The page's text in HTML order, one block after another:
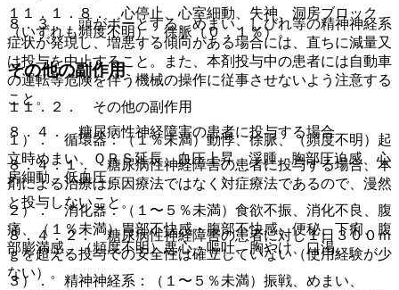
８．３． 頭がボーとする、めまい、しびれ等の精神神経系
症状が発現し、増悪する傾向がある場合には、直ちに減量又
は投与を中止すること。また、本剤投与中の患者には自動車
の運転等危険を伴う機械の操作に従事させないよう注意する
こと。
８．４． 糖尿病性神経障害の患者に投与する場合
８．４．１． 糖尿病性神経障害の患者に投与する場合、本
剤による治療は原因療法ではなく対症療法であるので、漫然
と投与しないこと。
８．４．２． 糖尿病性神経障害の患者に対し１日３００ｍ
ｇを超える投与での安全性は確立していない（使用経験が少
ない）。
１１．１．８． 心停止、心室細動、失神、洞房ブロック
（いずれも頻度不明）、徐脈（０．１％）。
その他の副作用
１１．２． その他の副作用
１）． 循環器：（１％未満）動悸、徐脈、（頻度不明）起
立時めまい、ＱＲＳ延長、血圧上昇、浮腫、胸部圧迫感、心
房細動、低血圧。
２）． 消化器：（１〜５％未満）食欲不振、消化不良、腹
痛、（１％未満）胃部不快感・腹部不快感、便秘、下痢、腹
部膨満感、（頻度不明）悪心・嘔吐、胸やけ、口渇。
３）． 精神神経系：（１〜５％未満）振戦、めまい、